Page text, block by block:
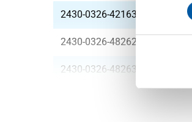
2430-0326-4216356
2430-0326-4826277
2430-0326-4826368